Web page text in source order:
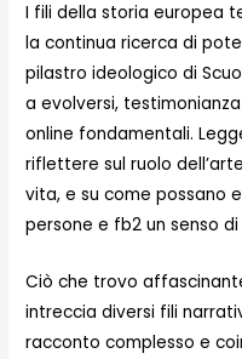
I fili della storia europea
la continua ricerca di
pilastro ideologico di
a evolversi,
online fondamentali.
riflettere sul ruolo
vita, e su come possano
persone e fb2 un senso
Ciò che trovo
intreccia diversi fili
racconto complesso e